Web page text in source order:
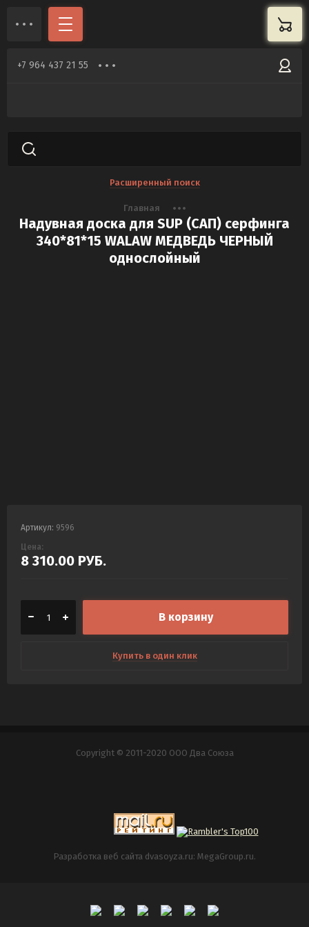
+7 964 437 21 55
Расширенный поиск
Главная
Надувная доска для SUP (САП) серфинга
340*81*15 WALAW МЕДВЕДЬ ЧЕРНЫЙ
однослойный
Артикул: 9596
Цена:
8 310.00 РУБ.
В корзину
Купить в один клик
Copyright © 2011-2020 ООО Два Союза
Разработка веб сайта dvasoyza.ru: MegaGroup.ru.